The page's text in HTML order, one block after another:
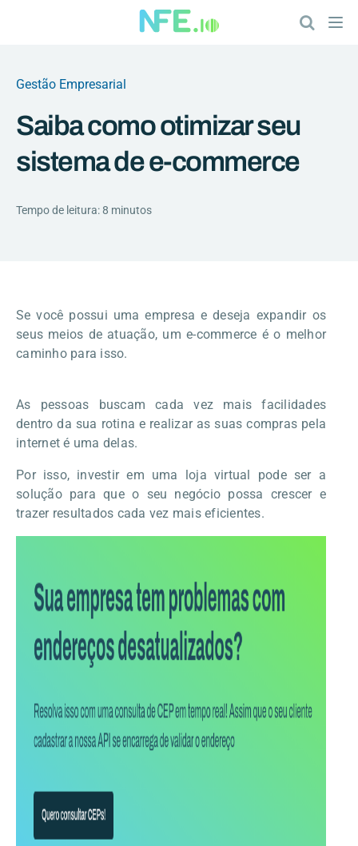
Gestão Empresarial
Saiba como otimizar seu
sistema de e-commerce
Tempo de leitura: 8 minutos
Se você possui uma empresa e deseja expandir os
seus meios de atuação, um e-commerce é o melhor
caminho para isso.
As pessoas buscam cada vez mais facilidades
dentro da sua rotina e realizar as suas compras pela
internet é uma delas.
Por isso, investir em uma loja virtual pode ser a
solução para que o seu negócio possa crescer e
trazer resultados cada vez mais eficientes.